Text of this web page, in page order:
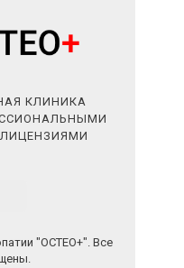
КЛИНИКА
"ОСТЕО+". Все